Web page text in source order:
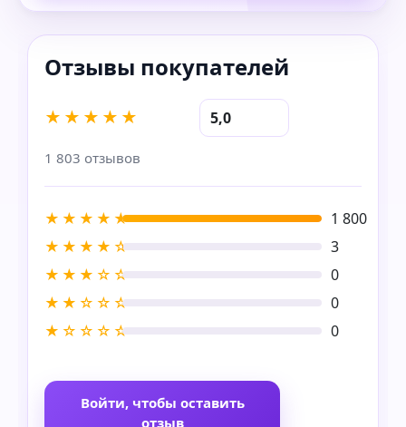
★★★★★ 5,0
1 803 отзывов
★★★★★
1 800
★★★★☆
3
★★★☆☆
0
★★☆☆☆
0
★☆☆☆☆
0
Войти, чтобы оставить
отзыв